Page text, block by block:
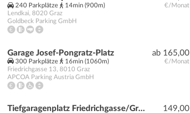
€/Monat
240 Parkplätze
14min (900m)
Lendkai, 8020 Graz
Goldbeck Parking GmbH
ab 165,00
€/Monat
Garage Josef-Pongratz-Platz
300 Parkplätze
16min (1060m)
Friedrichgasse 13, 8010 Graz
APCOA Parking Austria GmbH
149,00
Tiefgaragenplatz Friedrichgasse/Grazbachgasse zu vermieten